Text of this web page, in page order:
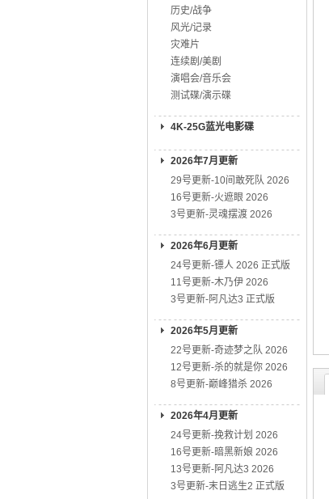
历史/战争
风光/记录
灾难片
连续剧/美剧
演唱会/音乐会
测试碟/演示碟
4K-25G蓝光电影碟
2026年7月更新
29号更新-10间敢死队 2026
16号更新-火遮眼 2026
3号更新-灵魂摆渡 2026
2026年6月更新
24号更新-镖人 2026 正式版
11号更新-木乃伊 2026
3号更新-阿凡达3 正式版
2026年5月更新
22号更新-奇迹梦之队 2026
12号更新-杀的就是你 2026
8号更新-巅峰猎杀 2026
2026年4月更新
24号更新-挽救计划 2026
16号更新-暗黑新娘 2026
13号更新-阿凡达3 2026
3号更新-末日逃生2 正式版